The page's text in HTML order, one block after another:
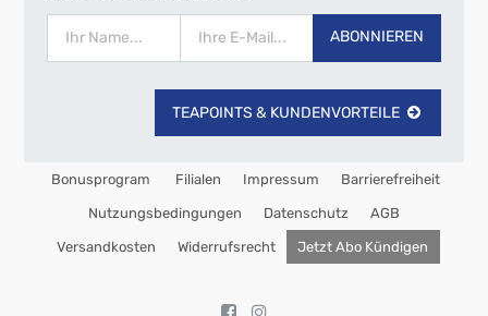
ABONNIEREN
TEAPOINTS & KUNDENVORTEILE
Bonusprogram Filialen Impressum Barrierefreiheit
Nutzungsbedingungen Datenschutz AGB
Versandkosten Widerrufsrecht Jetzt Abo Kündigen